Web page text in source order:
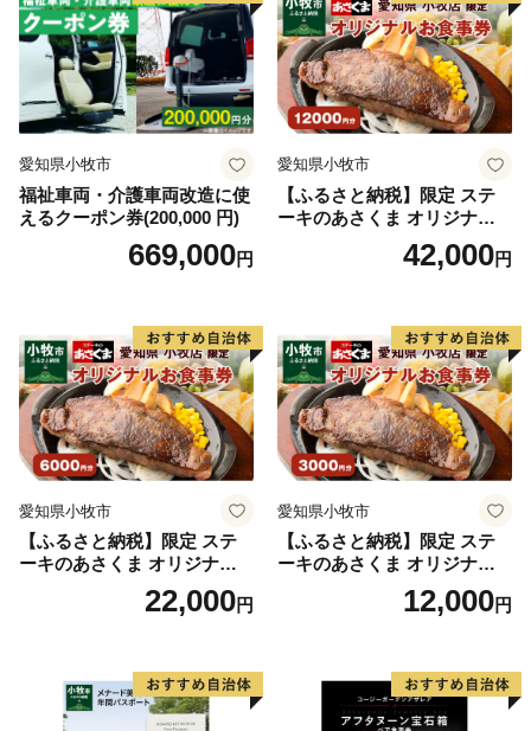
愛知県小牧市
福祉車両・介護車両改造に使
えるクーポン券(200,000 円)
669,000円
愛知県小牧市
【ふるさと納税】限定 ステ
ーキのあさくま オリジナル
お食事券 12000円 お好きなメ
ニュー 好きなだけ コーンス
県 小牧店 小牧市 チケット 送
料無料
42,000円
愛知県小牧市
【ふるさと納税】限定 ステ
ーキのあさくま オリジナル
お食事券 6000円 お好きなメ
ニュー 好きなだけ コーンス
県 小牧店 小牧市 チケット 送
料無料
22,000円
愛知県小牧市
【ふるさと納税】限定 ステ
ーキのあさくま オリジナル
お食事券 3000円 お好きなメ
ニュー 好きなだけ コーンス
県 小牧店 小牧市 チケット 送
12,000円